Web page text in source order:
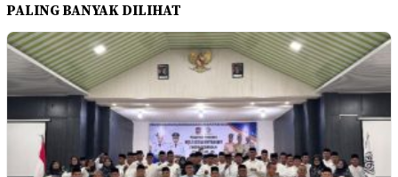
PALING BANYAK DILIHAT